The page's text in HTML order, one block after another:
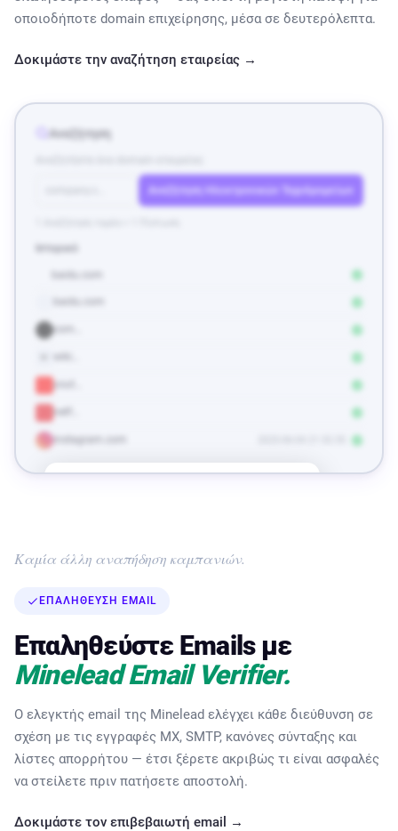
οποιοδήποτε domain επιχείρησης, μέσα σε δευτερόλεπτα.
Δοκιμάστε την αναζήτηση εταιρείας →
Αναζήτηση
Αναζήτηση Ηλεκτρονικών Ταχυδρομείων
Ιστορικό
baidu.com
com…
air-info@baidu.com
opensource@baidu.com
campusmaster@baidu.com
mbaidu@baidu.com
upmco@baidu.com
Καμία άλλη αναπήδηση καμπανιών.
ΕΠΑΛΉΘΕΥΣΗ EMAIL
Επαληθεύστε Emails με
Minelead Email Verifier.
Ο ελεγκτής email της Minelead ελέγχει κάθε διεύθυνση σε
σχέση με τις εγγραφές MX, SMTP, κανόνες σύνταξης και
λίστες απορρήτου — έτσι ξέρετε ακριβώς τι είναι ασφαλές
να στείλετε πριν πατήσετε αποστολή.
Δοκιμάστε τον επιβεβαιωτή email →